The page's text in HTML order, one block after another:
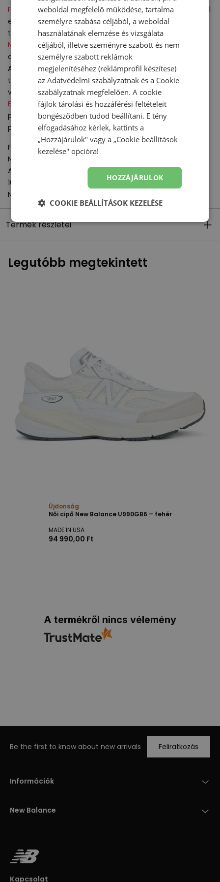
FuelCell
- a köztes talpban használt nitrogén a gumitalppal
együtt maximális ütéscsillapítást, nagyfokú stabilitást és
támogatást biztosít futás közben.
N-Durance– a középtalpba a sarok alatt elhelyezett gumi
anyag.
Az
N- Durancetechnológia jelentősen javítja a cipő
talpának tartósságát és szilárdságát a kemény felületekre
való ütközéskor.
ENCAP
- középtalp gyártási technológia, amely egy
poliuretánból készült tartós, stabil perem és egy puha
párnázó EVAréteg kombinációja.
Felelős szervezet:
New Balance Europe BV
A-Factorij, Pilotenstraat 35 – 45
1059 CH Amsterdam
Netherlands
Termék részletei
Legutóbb megtekintett
Újdonság
Női cipő New Balance U990GB6 – fehér
MADE IN USA
94 990,00 Ft
A termékről nincs vélemény
Be the first to know about new arrivals Feliratkozás
Információk
New Balance
Kapcsolat
weboldal megfelelő működése, tartalma
személyre szabása céljából, a weboldal
használatának elemzése és vizsgálata
céljából, illetve szeményre szabott és nem
személyre szabott reklámok
megjelenítéséhez (reklámprofil készítese)
azAdatvédelmi szabályzatnak és a Cookie
szabályzatnak megfelelően. A cookie
fájlok tárolási és hozzáférési feltételeit
böngésződben tudod beállítani. E tény
elfogadásához kérlek, kattints a
„Hozzájárulok" vagy a „Cookie beállítások
kezelése" opcióra!
HOZZÁJÁRULOK
COOKIE BEÁLLÍTÁSOK KEZELÉSE